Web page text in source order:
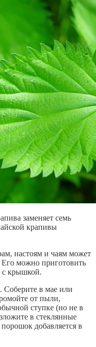
заменяет семь
крапивы
настоям и чаям может
можно приготовить
с крышкой.
Соберите в мае или
от пыли,
ступке (но не в
в стеклянные
добавляется в